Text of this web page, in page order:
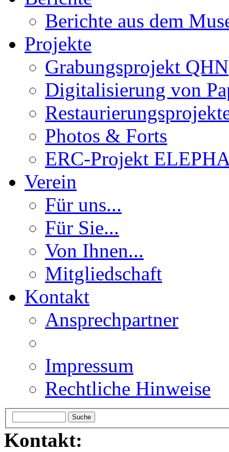
Berichte aus dem
Projekte
Grabungsprojekt QHN
Digitalisierung von
Photos & Forts
ERC-Projekt
Verein
Für uns...
Für Sie...
Von Ihnen...
Mitgliedschaft
Kontakt
Ansprechpartner
Impressum
Rechtliche Hinweise
Kontakt: